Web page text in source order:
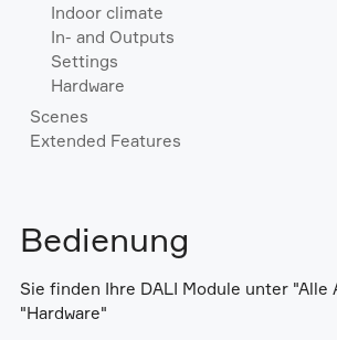
Indoor climate
In- and Outputs
Settings
Hardware
Scenes
Extended Features
Bedienung
Sie finden Ihre DALI Module unter "Alle
"Hardware"